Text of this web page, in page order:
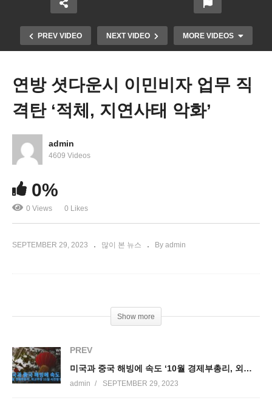
PREV VIDEO NEXT VIDEO MORE VIDEOS
에 게임 체인저’
연방 셧다운시 이민비자 업무 직
격탄 ‘적체, 지연사태 악화’
admin
4609 Videos
0%
0 Views 0 Likes
SEPTEMBER 29, 2023 많이 본 뉴스 By admin
Show more
PREV
미국과 중국 해빙에 속도 ‘10월 경제부총리, 외교부장 11월 시진핑 방미’
admin SEPTEMBER 29, 2023